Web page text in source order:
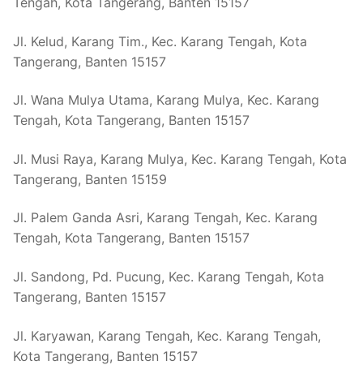
Jl. Kelud, Karang Tim., Kec. Karang Tengah, Kota
Tangerang, Banten 15157
Jl. Wana Mulya Utama, Karang Mulya, Kec. Karang
Tengah, Kota Tangerang, Banten 15157
Jl. Musi Raya, Karang Mulya, Kec. Karang Tengah, Kota
Tangerang, Banten 15159
Jl. Palem Ganda Asri, Karang Tengah, Kec. Karang
Tengah, Kota Tangerang, Banten 15157
Jl. Sandong, Pd. Pucung, Kec. Karang Tengah, Kota
Tangerang, Banten 15157
Jl. Karyawan, Karang Tengah, Kec. Karang Tengah,
Kota Tangerang, Banten 15157